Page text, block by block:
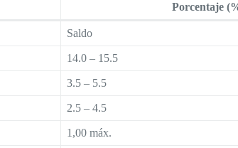
Porcentaje
Saldo
14.0 – 15.5
3.5 – 5.5
2.5 – 4.5
1,00 máx.